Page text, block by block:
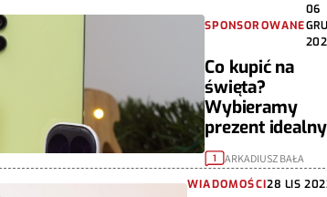
SPONSOROWANE
06
GRU
Co kupić na
święta?
Wybieramy
prezent idealny
1 ARKADIUSZ BAŁA
WIADOMOŚCI28 LIS